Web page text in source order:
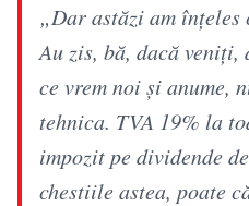
„Dar astăzi am
Au zis, bă, dacă veniți,
ce vrem noi și anume,
tehnica. TVA 19% la
impozit pe dividende
chestiile astea, poate